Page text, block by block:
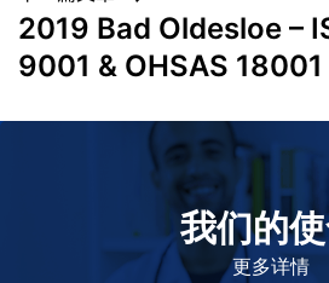
2019 Bad Oldesloe –
9001 & OHSAS 18001
我们的
更多详情
致力于提高患者的生命健